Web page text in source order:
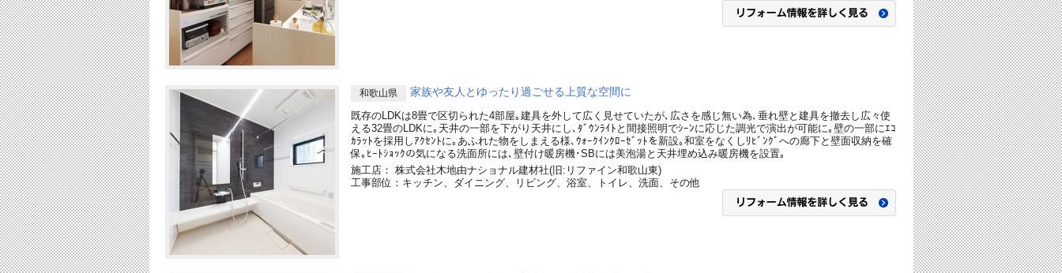
和歌山県 家族や友人とゆったり過ごせる上質な空間に
既存のLDKは8畳で区切られた4部屋｡建具を外して広く見せていたが､広さを感じ無い為､垂れ壁と建具を撤去し広々使
える32畳のLDKに｡天井の一部を下がり天井にし､ﾀﾞｳﾝﾗｲﾄと間接照明でｼｰﾝに応じた調光で演出が可能に｡壁の一部にｴｺ
ｶﾗｯﾄを採用しｱｸｾﾝﾄに｡あふれた物をしまえる様､ｳｫｰｸｲﾝｸﾛｰｾﾞｯﾄを新設｡和室をなくしﾘﾋﾞﾝｸﾞへの廊下と壁面収納を確
保｡ﾋｰﾄｼｮｯｸの気になる洗面所には､壁付け暖房機･SBには美泡湯と天井埋め込み暖房機を設置｡
施工店： 株式会社木地由ナショナル建材社(旧:リファイン和歌山東)
工事部位：キッチン、ダイニング、リビング、浴室、トイレ、洗面、その他